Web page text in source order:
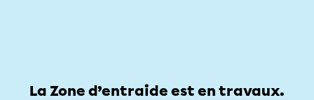
La Zone d’entraide est en travaux.